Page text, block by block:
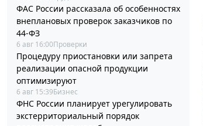
ФАС России рассказала об особенностях
внеплановых проверок заказчиков по
44-ФЗ
6 авг 16:00Проверки
Процедуру приостановки или запрета
реализации опасной продукции
оптимизируют
6 авг 15:39Бизнес
ФНС России планирует урегулировать
экстерриториальный порядок